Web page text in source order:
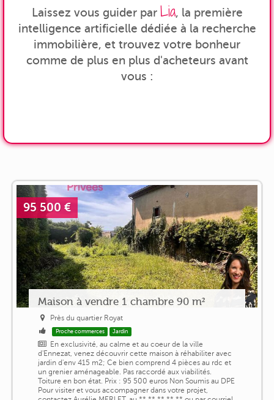
Laissez vous guider par Lia, la première
intelligence artificielle dédiée à la recherche
immobilière, et trouvez votre bonheur
comme de plus en plus d'acheteurs avant
vous :
95 500 €
Maison à vendre 1 chambre 90 m²
Près du quartier Royat
Proche commerces Jardin
En exclusivité, au calme et au coeur de la ville
d'Ennezat, venez découvrir cette maison à réhabiliter avec
jardin d'env 415 m2; Ce bien comprend 4 pièces au rdc et
un grenier aménageable. Pas raccordé aux viabilités.
Toiture en bon état. Prix : 95 500 euros Non Soumis au DPE
Pour visiter et vous accompagner dans votre projet,